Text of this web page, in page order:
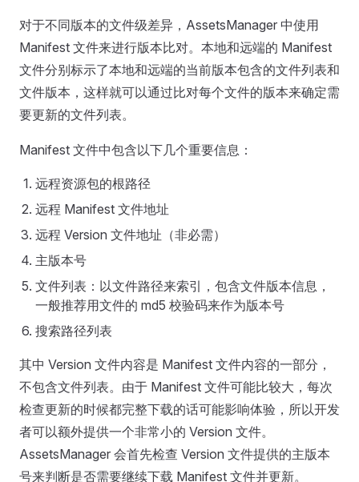
对于不同版本的文件级差异，AssetsManager 中使用
Manifest 文件来进行版本比对。本地和远端的 Manifest
文件分别标示了本地和远端的当前版本包含的文件列表和
文件版本，这样就可以通过比对每个文件的版本来确定需
要更新的文件列表。
Manifest 文件中包含以下几个重要信息：
远程资源包的根路径
远程 Manifest 文件地址
远程 Version 文件地址（非必需）
主版本号
文件列表：以文件路径来索引，包含文件版本信息，
一般推荐用文件的 md5 校验码来作为版本号
搜索路径列表
其中 Version 文件内容是 Manifest 文件内容的一部分，
不包含文件列表。由于 Manifest 文件可能比较大，每次
检查更新的时候都完整下载的话可能影响体验，所以开发
者可以额外提供一个非常小的 Version 文件。
AssetsManager 会首先检查 Version 文件提供的主版本
号来判断是否需要继续下载 Manifest 文件并更新。